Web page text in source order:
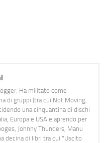
Ha militato come
di gruppi (tra cui Not Moving,
una cinquantina di dischi
Europa e USA e aprendo per
Johnny Thunders, Manu
decina di libri tra cui "Uscito